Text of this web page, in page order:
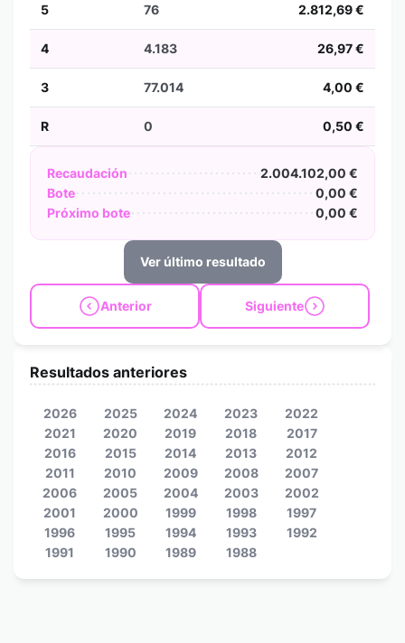
5 76 2.812,69 €
4 4.183 26,97 €
3 77.014 4,00 €
R 0 0,50 €
Recaudación
2.004.102,00 €
Bote
0,00 €
Próximo bote
0,00 €
Ver último resultado
Anterior Siguiente
Resultados anteriores
2026 2025 2024 2023
2022
2021
2020 2019 2018
2017
2016
2015 2014 2013
2012
2011
2010 2009 2008
2007
2006
2005 2004 2003
2002
2001
2000 1999 1998
1997
1996
1995 1994 1993
1992
1991
1990 1989 1988